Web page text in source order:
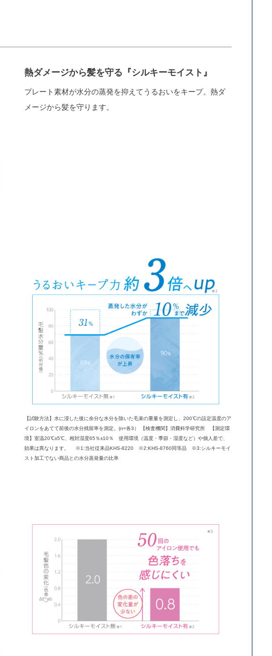
熱ダメージから髪を守る『シルキーモイスト』
プレート素材が水分の蒸発を抑えてうるおいをキープ。熱ダ
メージから髪を守ります。
【試験方法】水に浸した後に余分な水分を除いた毛束の重量を測定し、200℃の設定温度のア
イロンをあてて前後の水分残留率を測定。(n=各3） 【検査機関】消費科学研究所 【測定環
境】室温20℃±5℃、相対湿度65％±10％ 使用環境（温度・季節・湿度など）や個人差で、
効果は異なります。 ※1:当社従来品KHS-8220 ※2:KHS-8760同等品 ※3:シルキーモイ
スト加工でない商品との水分蒸発量の比率